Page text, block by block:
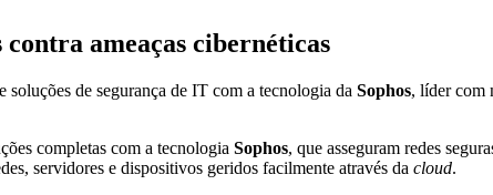
contra ameaças cibernéticas
de segurança de IT com a tecnologia da Sophos, líder com
completas com a tecnologia Sophos, que asseguram redes
servidores e dispositivos geridos facilmente através da cloud.